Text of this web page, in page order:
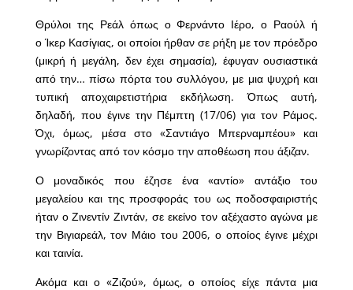
Θρύλοι της Ρεάλ όπως ο Φερνάντο Ιέρο, ο Ραούλ ή
ο Ίκερ Κασίγιας, οι οποίοι ήρθαν σε ρήξη με τον πρόεδρο
(μικρή ή μεγάλη, δεν έχει σημασία), έφυγαν ουσιαστικά
από την… πίσω πόρτα του συλλόγου, με μια ψυχρή και
τυπική αποχαιρετιστήρια εκδήλωση. Όπως αυτή,
δηλαδή, που έγινε την Πέμπτη (17/06) για τον Ράμος.
Όχι, όμως, μέσα στο «Σαντιάγο Μπερναμπέου» και
γνωρίζοντας από τον κόσμο την αποθέωση που άξιζαν.
Ο μοναδικός που έζησε ένα «αντίο» αντάξιο του
μεγαλείου και της προσφοράς του ως ποδοσφαιριστής
ήταν ο Ζινεντίν Ζιντάν, σε εκείνο τον αξέχαστο αγώνα με
την Βιγιαρεάλ, τον Μάιο του 2006, ο οποίος έγινε μέχρι
και ταινία.
Ακόμα και ο «Ζιζού», όμως, ο οποίος είχε πάντα μια